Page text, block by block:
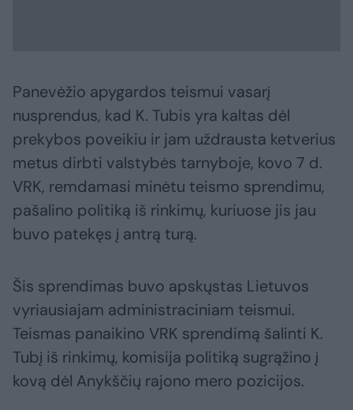
Panevėžio apygardos teismui vasarį
nusprendus, kad K. Tubis yra kaltas dėl
prekybos poveikiu ir jam uždrausta ketverius
metus dirbti valstybės tarnyboje, kovo 7 d.
VRK, remdamasi minėtu teismo sprendimu,
pašalino politiką iš rinkimų, kuriuose jis jau
buvo patekęs į antrą turą.
Šis sprendimas buvo apskųstas Lietuvos
vyriausiajam administraciniam teismui.
Teismas panaikino VRK sprendimą šalinti K.
Tubį iš rinkimų, komisija politiką sugrąžino į
kovą dėl Anykščių rajono mero pozicijos.